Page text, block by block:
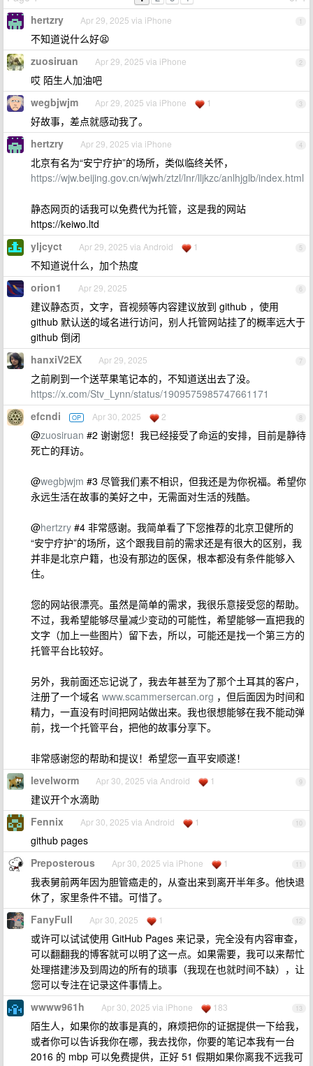
1
hertzry Apr 29, 2025 via iPhone
不知道说什么好😫
2
zuosiruan Apr 29, 2025 via iPhone
哎 陌生人加油吧
3
wegbjwjm Apr 29, 2025 via iPhone 1
好故事，差点就感动我了。
4
hertzry Apr 29, 2025 via iPhone
北京有名为“安宁疗护”的场所，类似临终关怀，
https://wjw.beijing.gov.cn/wjwh/ztzl/lnr/lljkzc/anlhjglb/index.html
静态网页的话我可以免费代为托管，这是我的网站
https://keiwo.ltd
5
yljcyct Apr 29, 2025 via Android 1
不知道说什么，加个热度
6
orion1 Apr 29, 2025
建议静态页，文字，音视频等内容建议放到 github ，使用
github 默认送的域名进行访问，别人托管网站挂了的概率远大于
github 倒闭
7
hanxiV2EX Apr 29, 2025
之前刷到一个送苹果笔记本的，不知道送出去了没。
https://x.com/Stv_Lynn/status/1909575985747661171
8
efcndi OP Apr 30, 2025 2
@zuosiruan #2 谢谢您！我已经接受了命运的安排，目前是静待
死亡的拜访。
@wegbjwjm #3 尽管我们素不相识，但我还是为你祝福。希望你
永远生活在故事的美好之中，无需面对生活的残酷。
@hertzry #4 非常感谢。我简单看了下您推荐的北京卫健所的
“安宁疗护”的场所，这个跟我目前的需求还是有很大的区别，我
并非是北京户籍，也没有那边的医保，根本都没有条件能够入
住。
您的网站很漂亮。虽然是简单的需求，我很乐意接受您的帮助。
不过，我希望能够尽量减少变动的可能性，希望能够一直把我的
文字（加上一些图片）留下去，所以，可能还是找一个第三方的
托管平台比较好。
另外，我前面还忘记说了，我去年甚至为了那个土耳其的客户，
注册了一个域名 www.scammersercan.org ，但后面因为时间和
精力，一直没有时间把网站做出来。我也很想能够在我不能动弹
前，找一个托管平台，把他的故事分享下。
非常感谢您的帮助和提议！希望您一直平安顺遂！
9
levelworm Apr 30, 2025 via Android 1
建议开个水滴助
10
Fennix Apr 30, 2025 via Android 1
github pages
11
Preposterous Apr 30, 2025 via iPhone 1
我表舅前两年因为胆管癌走的，从查出来到离开半年多。他快退
休了，家里条件不错。可惜了。
12
FanyFull Apr 30, 2025 1
或许可以试试使用 GitHub Pages 来记录，完全没有内容审查，
可以翻翻我的博客就可以明了这一点。如果需要，我可以来帮忙
处理搭建涉及到周边的所有的琐事（我现在也就时间不缺），让
您可以专注在记录这件事情上。
13
wwww961h Apr 30, 2025 via iPhone 183
陌生人，如果你的故事是真的，麻烦把你的证据提供一下给我，
或者你可以告诉我你在哪，我去找你，你要的笔记本我有一台
2016 的 mbp 可以免费提供，正好 51 假期如果你离我不远我可